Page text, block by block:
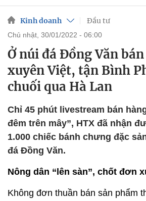
Kinh doanh Đầu tư
chủ nhật, 30/01/2022 - 06:00
Ở núi đá Đồng Văn
xuyên Việt, tận Bình
chuối qua Hà Lan
Chỉ 45 phút livestream bán
đêm trên mây”, HTX đã nhận
1.000 chiếc bánh chưng đặc
đá Đồng Văn.
Nông dân “lên sàn”, chốt đơn
Không đơn thuần bán sản phẩm